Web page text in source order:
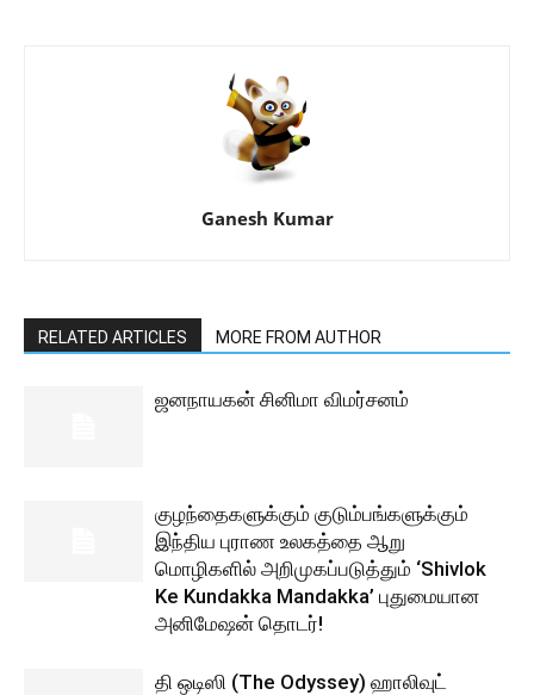
Ganesh Kumar
RELATED ARTICLES MORE FROM AUTHOR
ஜனநாயகன் சினிமா விமர்சனம்
குழந்தைகளுக்கும் குடும்பங்களுக்கும்
இந்திய புராண உலகத்தை ஆறு
மொழிகளில் அறிமுகப்படுத்தும் ‘Shivlok
Ke Kundakka Mandakka’ புதுமையான
அனிமேஷன் தொடர்!
தி ஒடிஸி (The Odyssey) ஹாலிவுட்